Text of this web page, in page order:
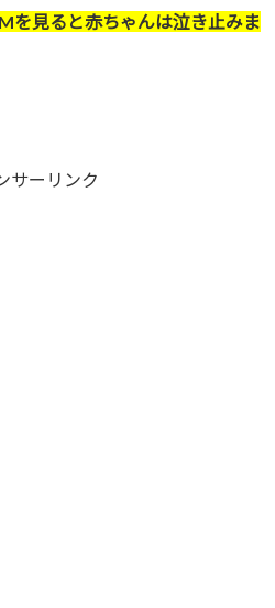
を見ると赤ちゃんは泣き止みま
サーリンク